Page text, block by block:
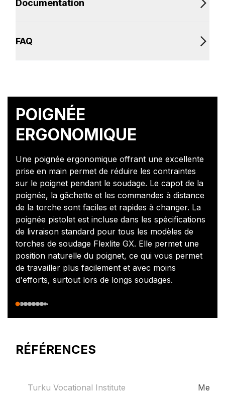
Documentation
FAQ
POIGNÉE
ERGONOMIQUE
Une poignée ergonomique offrant une excellente
prise en main permet de réduire les contraintes
sur le poignet pendant le soudage. Le capot de la
poignée, la gâchette et les commandes à distance
de la torche sont faciles et rapides à changer. La
poignée pistolet est incluse dans les spécifications
de livraison standard pour tous les modèles de
torches de soudage Flexlite GX. Elle permet une
position naturelle du poignet, ce qui vous permet
de travailler plus facilement et avec moins
d'efforts, surtout lors de longs soudages.
RÉFÉRENCES
Turku Vocational Institute